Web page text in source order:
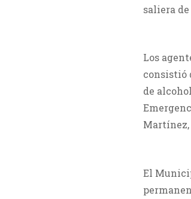
saliera
Los
consistió
de
Martínez,
El